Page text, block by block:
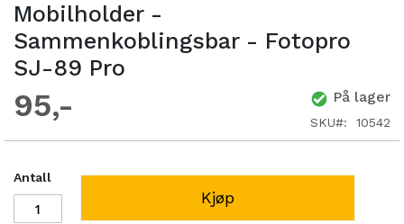
Mobilholder -
Sammenkoblingsbar - Fotopro
SJ-89 Pro
95 På lager
SKU 10542
Antall
Kjøp